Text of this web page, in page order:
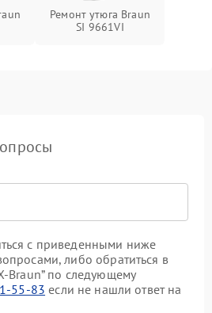
Ремонт утюга Braun
SI 9661VI
с приведенными ниже
либо обратиться в
Braun” по следующему
55-83 если не нашли ответ на